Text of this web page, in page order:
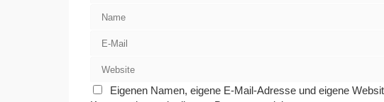
Eigenen Namen, eigene E-Mail-Adresse und eigene